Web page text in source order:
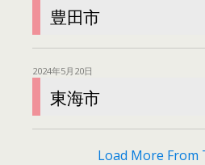
豊田市
2024年5月20日
東海市
Load More From